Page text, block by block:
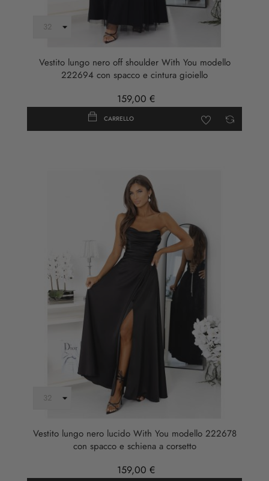
Vestito lungo nero off shoulder With You modello
222694 con spacco e cintura gioiello
159,00 €
CARRELLO
Vestito lungo nero lucido With You modello 222678
con spacco e schiena a corsetto
159,00 €